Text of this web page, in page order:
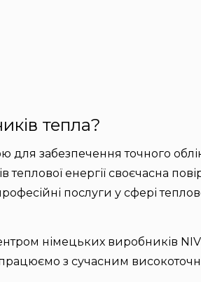
тепла?
забезпечення точного
енергії своєчасна
послуги у сфері
німецьких виробників
з сучасним